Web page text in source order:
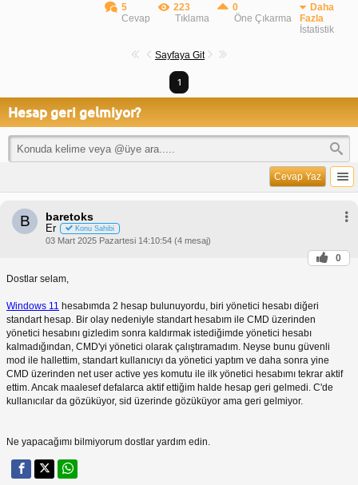
5
Cevap
223
Tıklama
0
Öne Çıkarma
Daha
Fazla
İstatistik
Sayfaya Git
1
Hesap geri gelmiyor?
Cevap Yaz
B baretoks
Er Konu Sahibi
03 Mart 2025 Pazartesi 14:10:54 (4 mesaj)
0
Dostlar selam,
Windows 11 hesabımda 2 hesap bulunuyordu, biri yönetici hesabı diğeri
standart hesap. Bir olay nedeniyle standart hesabım ile CMD üzerinden
yönetici hesabını gizledim sonra kaldırmak istediğimde yönetici hesabı
kalmadığından, CMD'yi yönetici olarak çalıştıramadım. Neyse bunu güvenli
mod ile hallettim, standart kullanıcıyı da yönetici yaptım ve daha sonra yine
CMD üzerinden net user active yes komutu ile ilk yönetici hesabımı tekrar aktif
ettim. Ancak maalesef defalarca aktif ettiğim halde hesap geri gelmedi. C'de
kullanıcılar da gözüküyor, sid üzerinde gözüküyor ama geri gelmiyor.
Ne yapacağımı bilmiyorum dostlar yardım edin.